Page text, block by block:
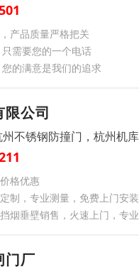
产品质量严格把关
需要您的一个电话
的满意是我们的追求
公司
不锈钢防撞门，杭州机
格优惠
制，专业测量，免费上门安装
烟垂壁销售，火速上门，专
门厂